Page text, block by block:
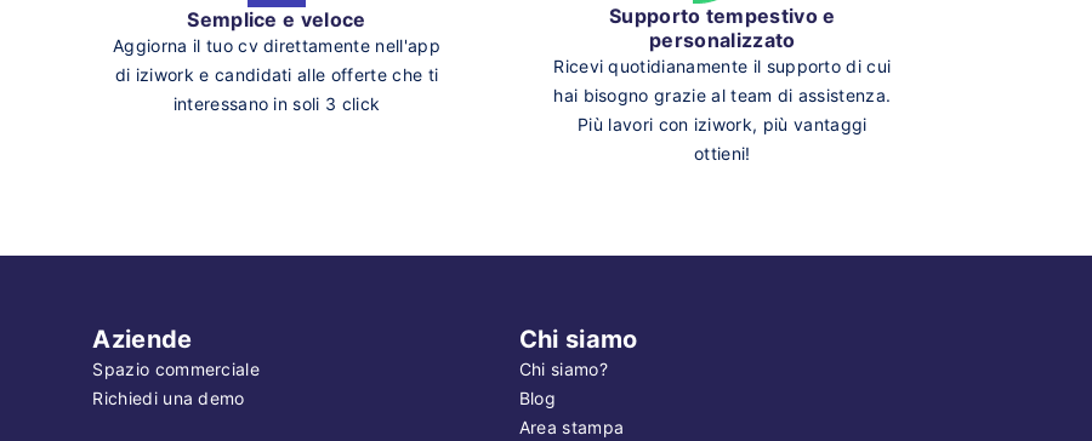
Semplice e veloce
Aggiorna il tuo cv direttamente nell'app
di iziwork e candidati alle offerte che ti
interessano in soli 3 click
Supporto tempestivo e
personalizzato
Ricevi quotidianamente il supporto di cui
hai bisogno grazie al team di assistenza.
Più lavori con iziwork, più vantaggi
ottieni!
Aziende
Spazio commerciale
Richiedi una demo
Chi siamo
Chi siamo?
Blog
Area stampa